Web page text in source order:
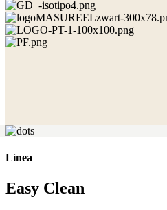
Línea
Easy Clean